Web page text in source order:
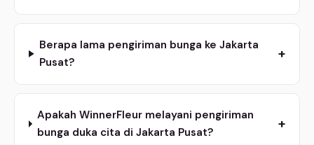
Berapa lama pengiriman bunga ke Jakarta
Pusat?
+
Apakah WinnerFleur melayani pengiriman
bunga duka cita di Jakarta Pusat?
+